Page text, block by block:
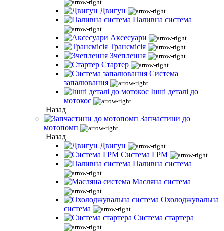
Двигун
Паливна система
Аксесуари
Трансмісія
Зчеплення
Стартер
Система
запалювання
Інші деталі до
мотокос
Назад
Запчастини до
мотопомп
Назад
Двигун
Система ГРМ
Паливна система
Масляна система
Охолоджувальна
система
Система стартера